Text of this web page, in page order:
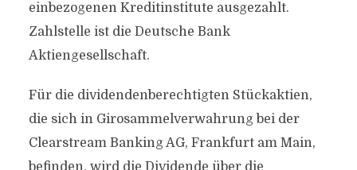
einbezogenen Kreditinstitute ausgezahlt.
Zahlstelle ist die Deutsche Bank
Aktiengesellschaft.
Für die dividendenberechtigten Stückaktien,
die sich in Girosammelverwahrung bei der
Clearstream Banking AG, Frankfurt am Main,
befinden, wird die Dividende über die